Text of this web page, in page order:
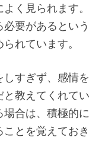
く見られます。
要があるという
れています。
すぎず、感情を
教えてくれてい
場合は、積極的に
とを覚えておき